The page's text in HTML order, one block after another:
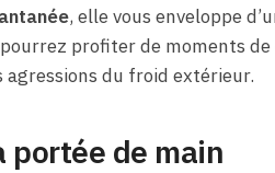
, elle vous enveloppe
pourrez profiter de moments
agressions du froid extérieur.
portée de main